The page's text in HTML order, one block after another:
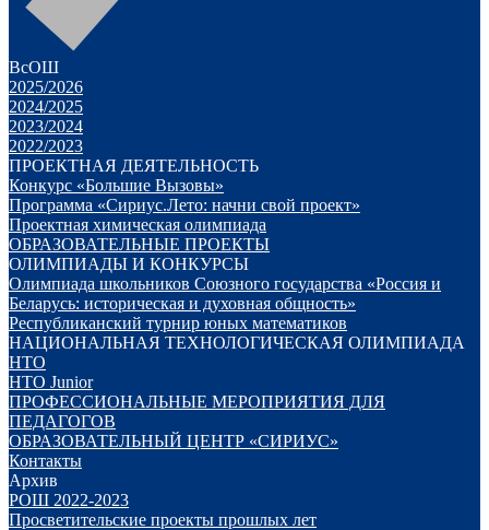
ВсОШ
2025/2026
2024/2025
2023/2024
2022/2023
ПРОЕКТНАЯ ДЕЯТЕЛЬНОСТЬ
Конкурс «Большие Вызовы»
Программа «Сириус.Лето: начни свой проект»
Проектная химическая олимпиада
ОБРАЗОВАТЕЛЬНЫЕ ПРОЕКТЫ
ОЛИМПИАДЫ И КОНКУРСЫ
Олимпиада школьников Союзного государства «Россия и
Беларусь: историческая и духовная общность»
Республиканский турнир юных математиков
НАЦИОНАЛЬНАЯ ТЕХНОЛОГИЧЕСКАЯ ОЛИМПИАДА
НТО
НТО Junior
ПРОФЕССИОНАЛЬНЫЕ МЕРОПРИЯТИЯ ДЛЯ
ПЕДАГОГОВ
ОБРАЗОВАТЕЛЬНЫЙ ЦЕНТР «СИРИУС»
Контакты
Архив
РОШ 2022-2023
Просветительские проекты прошлых лет